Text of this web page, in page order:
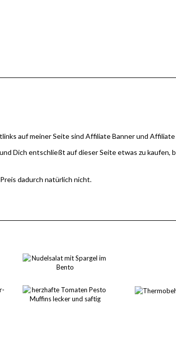
auf meiner Seite sind Affiliate Banner und Affiliate
Dich entschließt auf dieser Seite etwas zu kaufen,
dadurch natürlich nicht.